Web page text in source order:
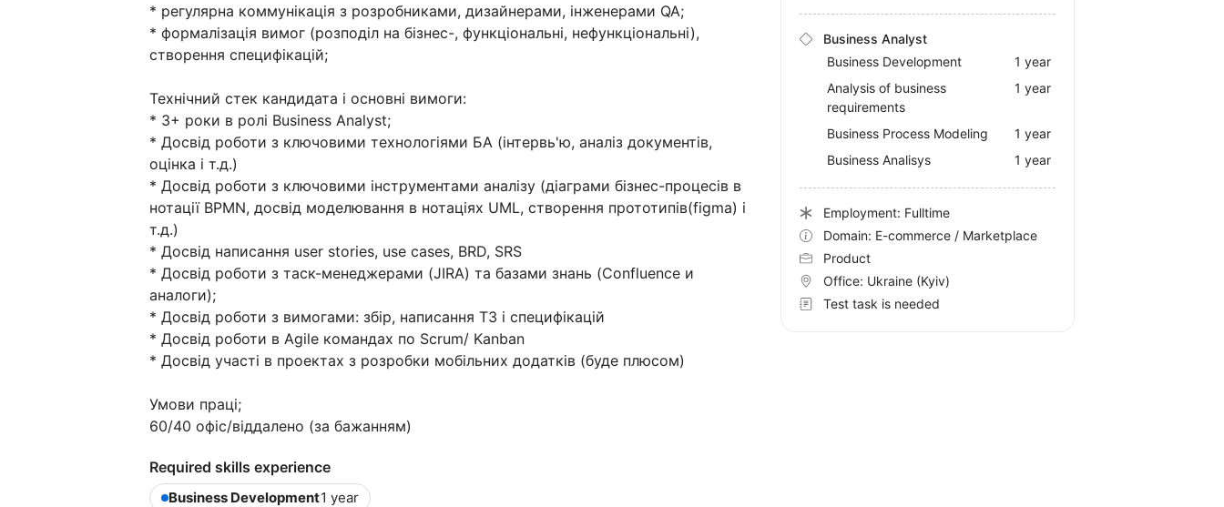
* регулярна коммунікація з розробниками, дизайнерами, інженерами QA;
* формалізація вимог (розподіл на бізнес-, функціональні, нефункціональні),
створення специфікацій;
Технічний стек кандидата і основні вимоги:
* 3+ роки в ролі Business Analyst;
* Досвід роботи з ключовими технологіями БА (інтервь'ю, аналіз документів,
оцінка і т.д.)
* Досвід роботи з ключовими інструментами аналізу (діаграми бізнес-процесів в
нотації BPMN, досвід моделювання в нотаціях UML, створення прототипів(figma) і
т.д.)
* Досвід написання user stories, use cases, BRD, SRS
* Досвід роботи з таск-менеджерами (JIRA) та базами знань (Confluence и
аналоги);
* Досвід роботи з вимогами: збір, написання ТЗ і специфікацій
* Досвід роботи в Agile командах по Scrum/ Kanban
* Досвід участі в проектах з розробки мобільних додатків (буде плюсом)
Умови праці;
60/40 офіс/віддалено (за бажанням)
Required skills experience
Business Development1 year
Business Analyst
Business Development
1 year
Analysis of business
requirements
1 year
Business Process Modeling
1 year
Business Analisys
1 year
Employment: Fulltime
Domain: E-commerce / Marketplace
Product
Office: Ukraine (Kyiv)
Test task is needed